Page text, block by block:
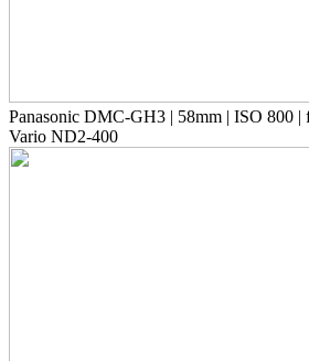
Panasonic DMC-GH3 | 58mm | ISO 800 |
Vario ND2-400